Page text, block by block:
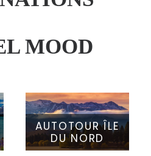
MOOD
AUTOTOUR ÎLE
DU NORD